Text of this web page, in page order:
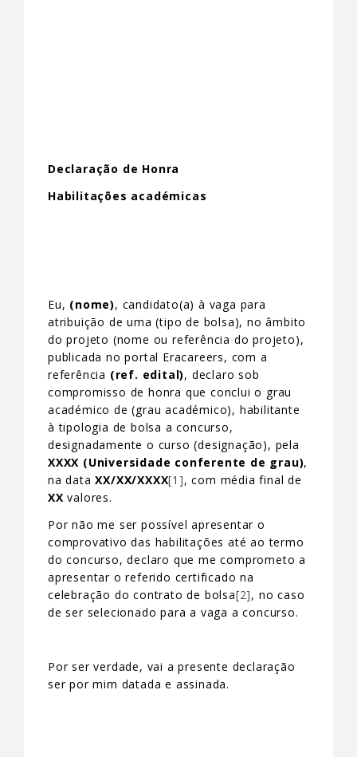
Declaração de Honra
Habilitações académicas
Eu, (nome), candidato(a) à vaga para
atribuição de uma (tipo de bolsa), no âmbito
do projeto (nome ou referência do projeto),
publicada no portal Eracareers, com a
referência (ref. edital), declaro sob
compromisso de honra que conclui o grau
académico de (grau académico), habilitante
à tipologia de bolsa a concurso,
designadamente o curso (designação), pela
XXXX (Universidade conferente de grau),
na dataXX/XX/XXXX[1], com média final de
XX valores.
Por não me ser possível apresentar o
comprovativo das habilitações até ao termo
do concurso, declaro que me comprometo a
apresentar o referido certificado na
celebração do contrato de bolsa[2], no caso
de ser selecionado para a vaga a concurso.
Por ser verdade, vai a presente declaração
ser por mim datada e assinada.